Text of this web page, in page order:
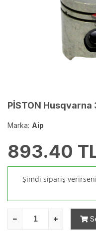
PİSTON
Marka: Aip
893.40
Şimdi sipariş